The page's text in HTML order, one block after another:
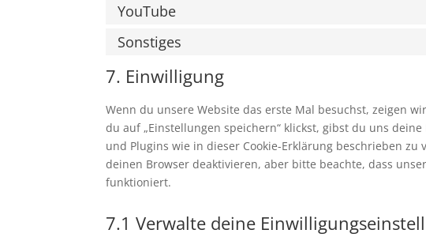
YouTube
Sonstiges
7. Einwilligung
Wenn du unsere Website das erste Mal besuchst, zeigen
du auf „Einstellungen speichern“ klickst, gibst du uns
und Plugins wie in dieser Cookie-Erklärung beschrieben
deinen Browser deaktivieren, aber bitte beachte, dass
funktioniert.
7.1 Verwalte deine